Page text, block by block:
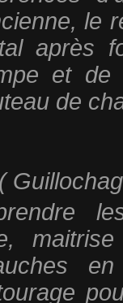
le
après
et de
de
(